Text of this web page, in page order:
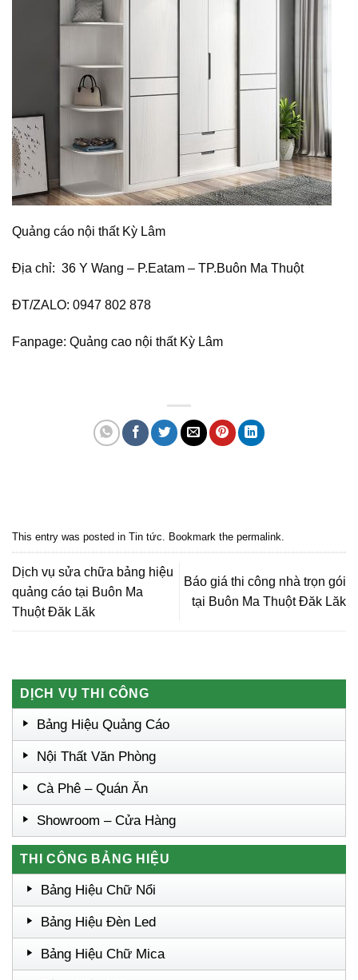
Quảng cáo nội thất Kỳ Lâm
Địa chỉ: 36 Y Wang – P.Eatam – TP.Buôn Ma Thuột
ĐT/ZALO: 0947 802 878
Fanpage: Quảng cao nội thất Kỳ Lâm
This entry was posted in Tin tức . Bookmark the permalink
Dịch vụ sửa chữa bảng hiệu
quảng cáo tại Buôn Ma
Thuột Đăk Lăk
Báo giá thi công nhà trọn gói
tại Buôn Ma Thuột Đăk Lăk
DỊCH VỤ THI CÔNG
Bảng Hiệu Quảng Cáo
Nội Thất Văn Phòng
Cà Phê – Quán Ăn
Showroom – Cửa Hàng
THI CÔNG BẢNG HIỆU
Bảng Hiệu Chữ Nổi
Bảng Hiệu Đèn Led
Bảng Hiệu Chữ Mica